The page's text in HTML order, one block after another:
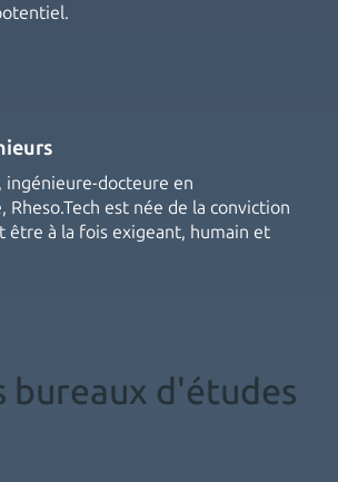
ingénieure-docteure en
est née de la conviction
être à la fois exigeant, humain et
bureaux d'études